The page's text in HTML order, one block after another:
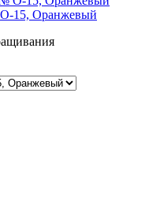
15, Оранжевый